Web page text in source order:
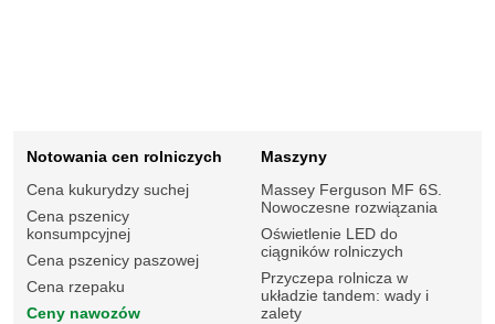
Notowania cen rolniczych
Cena kukurydzy suchej
Cena pszenicy
konsumpcyjnej
Cena pszenicy paszowej
Cena rzepaku
Ceny nawozów
Maszyny
Massey Ferguson MF 6S.
Nowoczesne rozwiązania
Oświetlenie LED do
ciągników rolniczych
Przyczepa rolnicza w
układzie tandem: wady i
zalety